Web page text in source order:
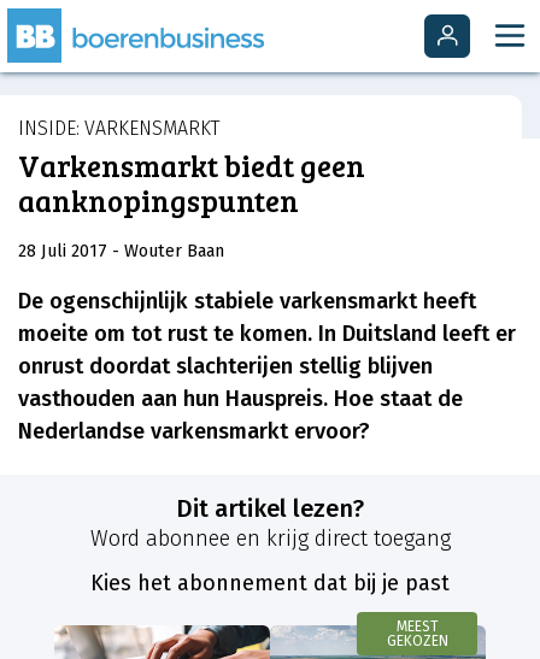
INSIDE: VARKENSMARKT
Varkensmarkt biedt geen
aanknopingspunten
28 Juli 2017 - Wouter Baan
De ogenschijnlijk stabiele varkensmarkt heeft
moeite om tot rust te komen. In Duitsland leeft er
onrust doordat slachterijen stellig blijven
vasthouden aan hun Hauspreis. Hoe staat de
Nederlandse varkensmarkt ervoor?
Dit artikel lezen?
Word abonnee en krijg direct toegang
Kies het abonnement dat bij je past
MEEST
GEKOZEN